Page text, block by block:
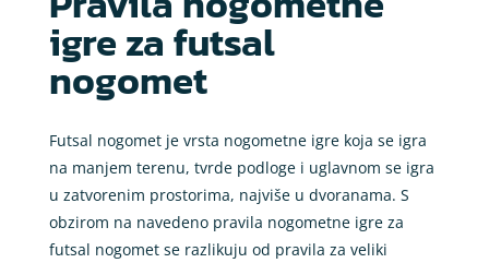
igre za futsal
nogomet
Futsal nogomet je vrsta nogometne igre koja se igra
na manjem terenu, tvrde podloge i uglavnom se igra
u zatvorenim prostorima, najviše u dvoranama. S
obzirom na navedeno pravila nogometne igre za
futsal nogomet se razlikuju od pravila za veliki